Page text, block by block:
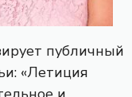
публичный
«Летиция